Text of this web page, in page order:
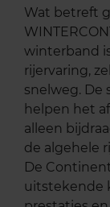
Wat betreft
winterband
rijervaring,
snelweg. De
helpen het
alleen
de algehele
De
uitstekende